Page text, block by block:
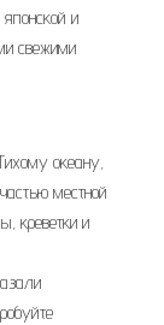
и
свежими
океану,
местной
креветки и